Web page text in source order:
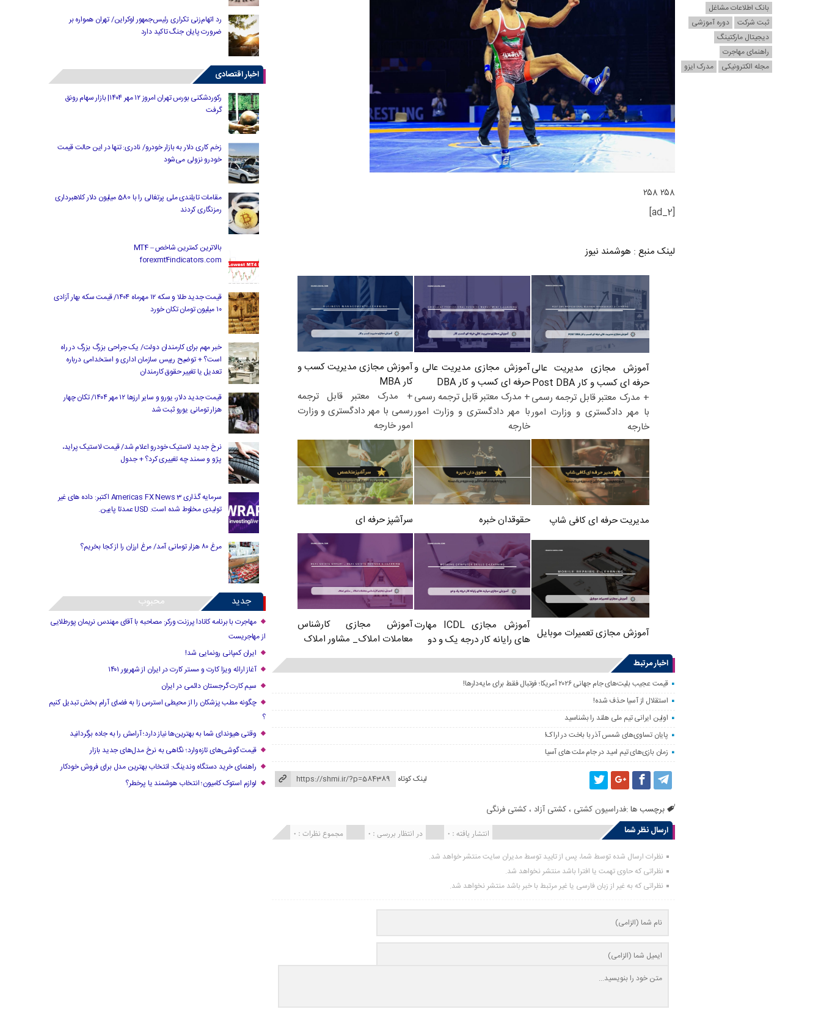
۲۵۸ ۲۵۸
[ad_2]
لینک منبع : هوشمند نیوز
آموزش مجازی مدیریت عالی
حرفه ای کسب و کار Post DBA
+ مدرک معتبر قابل ترجمه رسمی
با مهر دادگستری و وزارت امور
خارجه
آموزش مجازی مدیریت عالی و
حرفه ای کسب و کار DBA
+ مدرک معتبر قابل ترجمه رسمی
با مهر دادگستری و وزارت امور
خارجه
آموزش مجازی مدیریت کسب و
کار MBA
+ مدرک معتبر قابل ترجمه
رسمی با مهر دادگستری و وزارت
امور خارجه
مدیریت حرفه ای کافی شاپ حقوقدان خبره سرآشپز حرفه ای
آموزش مجازی تعمیرات موبایل
آموزش مجازی ICDL مهارت
های رایانه کار درجه یک و دو
آموزش مجازی کارشناس
معاملات املاک_ مشاور املاک
اخبار مرتبط
قیمت عجیب بلیت‌های جام جهانی ۲۰۲۶ آمریکا؛ فوتبال فقط برای مایه‌دارها!
استقلال از آسیا حذف شده!
اولین ایرانی تیم ملی هلند را بشناسید
پایان تساوی‌های شمس آذر با باخت در اراک!
زمان بازی‌های تیم امید در جام ملت های آسیا
لینک کوتاه
برچسب ها :فدراسیون کشتی ،کشتی آزاد ،کشتی فرنگی
ارسال نظر شما
مجموع نظرات : 0 در انتظار بررسی : 0 انتشار یافته : 0
نظرات ارسال شده توسط شما، پس از تایید توسط مدیران سایت منتشر خواهد شد.
نظراتی که حاوی تهمت یا افترا باشد منتشر نخواهد شد.
نظراتی که به غیر از زبان فارسی یا غیر مرتبط با خبر باشد منتشر نخواهد شد.
بانک اطلاعات مشاغل
ثبت شرکت
دوره آموزشی
دیجیتال مارکتینگ
راهنمای مهاجرت
مجله الکترونیکی
مدرک ایزو
رد اتهام‌زنی تکراری رئیس‌جمهور اوکراین/ تهران همواره بر
ضرورت پایان جنگ تاکید دارد
اخبار اقتصادی
رکوردشکنی بورس تهران امروز ۱۲ مهر ۱۴۰۴| بازار سهام رونق
گرفت
زخم کاری دلار به بازار خودرو/ نادری: تنها در این حالت قیمت
خودرو نزولی می‌شود
مقامات تایلندی ملی پرتغالی را با 580 میلیون دلار کلاهبرداری
رمزنگاری کردند
بالاترین کمترین شاخص MT4 –
forexmt4indicators.com
قیمت جدید طلا و سکه ۱۲ مهرماه ۱۴۰۴/ قیمت سکه بهار آزادی
۱۰ میلیون تومان تکان خورد
خبر مهم برای کارمندان دولت/ یک جراحی بزرگ بزرگ در راه
است؟ + توضیح رییس سازمان اداری و استخدامی درباره
تعدیل یا تغییر حقوق کارمندان
قیمت جدید دلار، یورو و سایر ارزها ۱۲ مهر ۱۴۰۴/ تکان چهار
هزار تومانی یورو ثبت شد
نرخ جدید لاستیک خودرو اعلام شد/ قیمت لاستیک پراید،
پژو و سمند چه تغییری کرد؟ + جدول
سرمایه گذاری Americas FX News 3 اکتبر: داده های غیر
تولیدی مخلوط شده است. USD عمدتا پایین.
مرغ ۸۰ هزار تومانی آمد/ مرغ ارزان را از کجا بخریم؟
جدید محبوب
مهاجرت با برنامه کانادا پرزنت ورکر: مصاحبه با آقای مهندس نریمان پورطلایی
از مهاجریست
ایران کمپانی رونمایی شد!
آغاز ارائه ویزا کارت و مستر کارت در ایران از شهریور ۱۴۰۱
سیم کارت گرجستان دائمی در ایران
چگونه مطب پزشکان را از محیطی استرس زا به فضای آرام بخش تبدیل کنیم
؟
وقتی هیوندای شما به بهترین‌ها نیاز دارد؛ آرامش را به جاده برگردانید
قیمت گوشی‌های تازه‌وارد؛ نگاهی به نرخ مدل‌های جدید بازار
راهنمای خرید دستگاه وندینگ: انتخاب بهترین مدل برای فروش خودکار
لوازم استوک کامیون؛ انتخاب هوشمند یا پرخطر؟